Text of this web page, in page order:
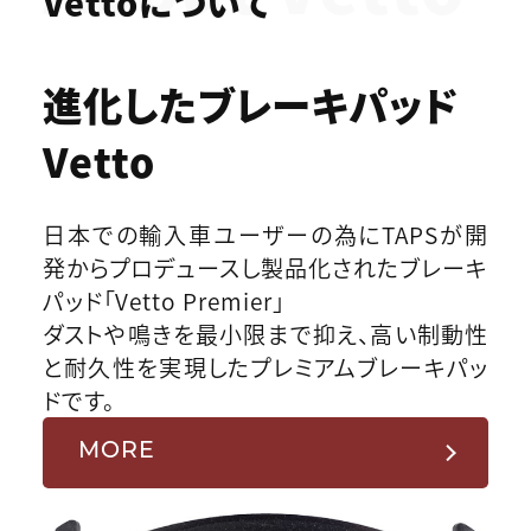
進化したブレーキパッド
Vetto
日本での輸入車ユーザーの為にTAPSが開
発からプロデュースし製品化されたブレーキ
パッド「Vetto Premier」
ダストや鳴きを最小限まで抑え、高い制動性
と耐久性を実現したプレミアムブレーキパッ
ドです。
MORE